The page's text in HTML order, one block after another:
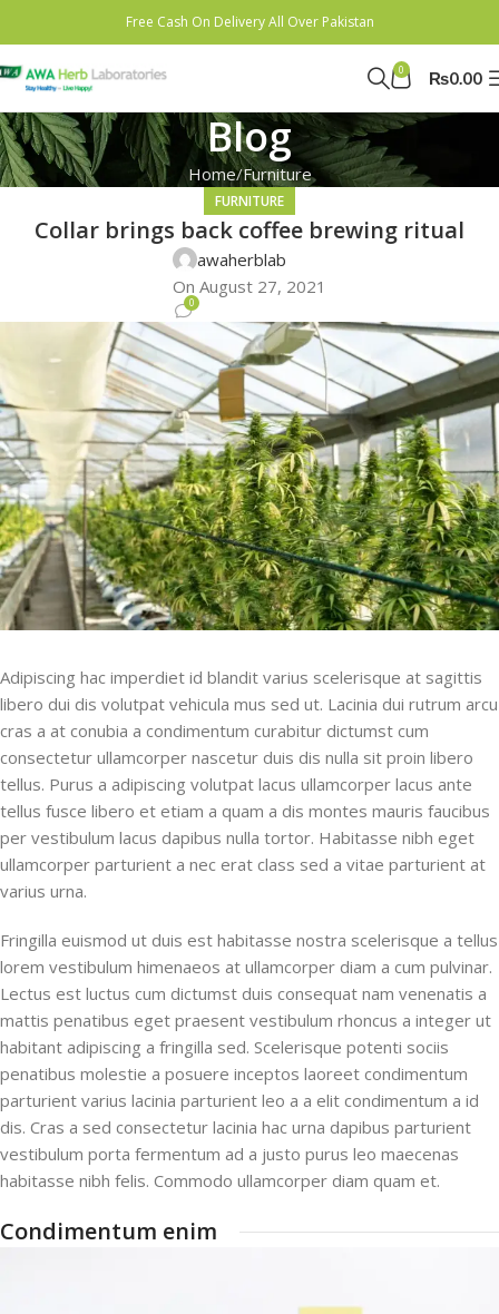
Free Cash On Delivery All Over Pakistan
0 ₨0.00
Blog
Home Furniture
FURNITURE
Collar brings back coffee brewing ritual
awaherblab
On August 27, 2021
0
Adipiscing hac imperdiet id blandit varius scelerisque at sagittis
libero dui dis volutpat vehicula mus sed ut. Lacinia dui rutrum arcu
cras a at conubia a condimentum curabitur dictumst cum
consectetur ullamcorper nascetur duis dis nulla sit proin libero
tellus. Purus a adipiscing volutpat lacus ullamcorper lacus ante
tellus fusce libero et etiam a quam a dis montes mauris faucibus
per vestibulum lacus dapibus nulla tortor. Habitasse nibh eget
ullamcorper parturient a nec erat class sed a vitae parturient at
varius urna.
Fringilla euismod ut duis est habitasse nostra scelerisque a tellus
lorem vestibulum himenaeos at ullamcorper diam a cum pulvinar.
Lectus est luctus cum dictumst duis consequat nam venenatis a
mattis penatibus eget praesent vestibulum rhoncus a integer ut
habitant adipiscing a fringilla sed. Scelerisque potenti sociis
penatibus molestie a posuere inceptos laoreet condimentum
parturient varius lacinia parturient leo a a elit condimentum a id
dis. Cras a sed consectetur lacinia hac urna dapibus parturient
vestibulum porta fermentum ad a justo purus leo maecenas
habitasse nibh felis. Commodo ullamcorper diam quam et.
Condimentum enim